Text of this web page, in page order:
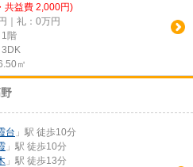
共益費 2,000円)
｜礼：0万円
1階
3DK
㎡
台 」駅 徒歩10分
」駅 徒歩10分
」駅 徒歩13分